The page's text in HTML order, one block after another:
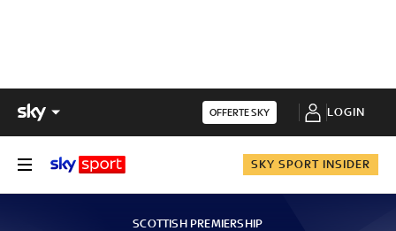
OFFERTE SKY LOGIN
SKY SPORT INSIDER
SCOTTISH PREMIERSHIP